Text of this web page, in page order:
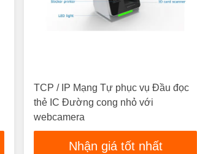
TCP / IP Mạng Tự phục vụ Đầu đọc
thẻ IC Đường cong nhỏ với
webcamera
Nhận giá tốt nhất